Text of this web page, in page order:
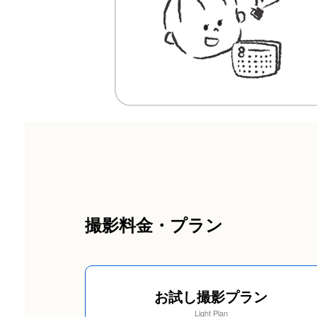
撮影料金・プラン
お試し撮影プラン
Light Plan